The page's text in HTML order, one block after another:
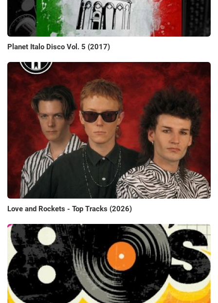
Planet Italo Disco Vol. 5 (2017)
Love and Rockets - Top Tracks (2026)